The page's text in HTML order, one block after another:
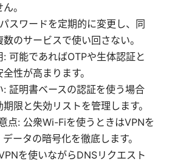
。
スワードを定期的に変更し、同
のサービスで使い回さない。
可能であればOTPや生体認証と
性が高まります。
証明書ベースの認証を使う場合
限と失効リストを管理します。
点: 公衆Wi-Fiを使うときはVPNを
ータの暗号化を徹底します。
を使いながらDNSリクエスト